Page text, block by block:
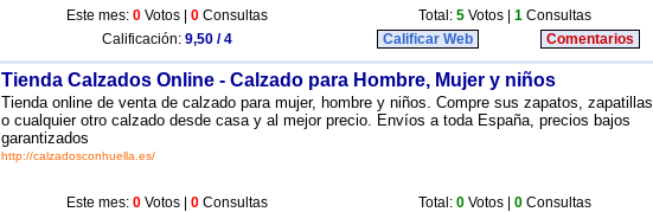
Este mes: 0 Votos | 0 Consultas Total: 5 Votos | 1 Consultas
Calificación: 9,50 / 4 Calificar Web Comentarios
Tienda Calzados Online - Calzado para Hombre, Mujer y niños
Tienda online de venta de calzado para mujer, hombre y niños. Compre sus zapatos, zapatillas
o cualquier otro calzado desde casa y al mejor precio. Envíos a toda España, precios bajos
garantizados
http://calzadosconhuella.es/
Este mes: 0 Votos | 0 Consultas Total: 0 Votos | 0 Consultas